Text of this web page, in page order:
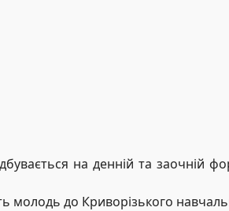
на денній та
молодь до Криворізького